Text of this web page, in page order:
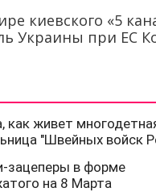
киевского «5
Украины при ЕС